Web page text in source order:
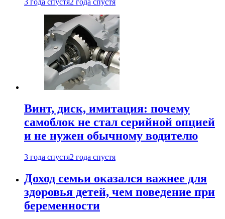
3 года спустя2 года спустя
Винт, диск, имитация: почему
самоблок не стал серийной опцией
и не нужен обычному водителю
3 года спустя2 года спустя
Доход семьи оказался важнее для
здоровья детей, чем поведение при
беременности